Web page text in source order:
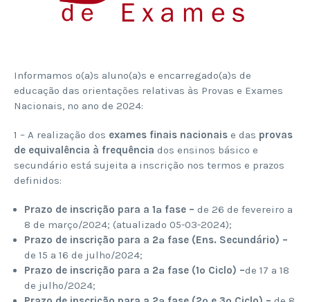
Informamos o(a)s aluno(a)s e encarregado(a)s de
educação das orientações relativas às Provas e Exames
Nacionais, no ano de 2024:
1 – A realização dos exames finais nacionais e das provas
de equivalência à frequência dos ensinos básico e
secundário está sujeita a inscrição nos termos e prazos
definidos:​
Prazo de inscrição para a 1ª fase – de 26 de fevereiro a
8 de março/2024; (atualizado 05-03-2024);
Prazo de inscrição para a 2ª fase (Ens. Secundário) –
de 15 a 16 de julho/2024;
Prazo de inscrição para a 2ª fase (1º Ciclo) –de 17 a 18
de julho/2024;